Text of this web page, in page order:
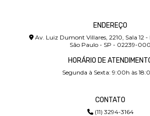
ENDEREÇO
Av. Luiz Dumont Villares, 2210, Sala 12 -
São Paulo - SP - 02239-000
HORÁRIO DE
Segunda à Sexta: 9:00h às
CONTATO
(11) 3294-3164